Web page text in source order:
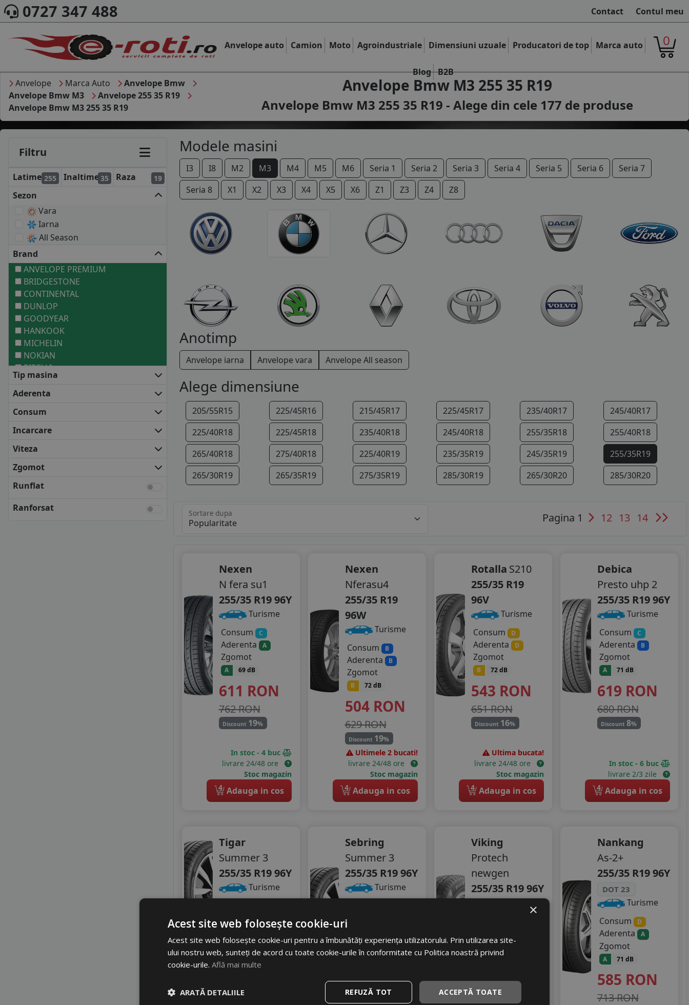
0727 347 488 Contact Contul meu
Anvelope auto Camion Moto Agroindustriale Dimensiuni uzuale Producatori de top Marca auto
Blog B2B
0
Anvelope Marca Auto
Anvelope Bmw
Anvelope Bmw M3
Anvelope 255 35 R19
Anvelope Bmw M3 255 35 R19
Anvelope Bmw M3 255 35 R19
Anvelope Bmw M3 255 35 R19 - Alege din cele 177 de produse
Filtru
Latime 255 Inaltime 35 Raza 19
Sezon
Vara
Iarna
All Season
Brand
ANVELOPE PREMIUM
BRIDGESTONE
CONTINENTAL
DUNLOP
GOODYEAR
HANKOOK
MICHELIN
NOKIAN
PIRELLI
ANVELOPE MEDII
BARUM
DEBICA
FALKEN
FULDA
KLEBER
MATADOR
NEXEN
Tip masina
Aderenta
Consum
Incarcare
Viteza
Zgomot
Runflat
Ranforsat
Modele masini
I3 I8 M2 M3 M4 M5 M6 Seria 1 Seria 2 Seria 3 Seria 4 Seria 5 Seria 6
Seria 7
Seria 8
X1 X2 X3 X4 X5 X6 Z1 Z3 Z4 Z8
Anotimp
Anvelope iarna Anvelope vara Anvelope All season
Alege dimensiune
205/55R15 225/45R16 215/45R17 225/45R17 235/40R17
245/40R17
225/40R18
225/45R18 235/40R18 245/40R18 255/35R18
255/40R18
265/40R18
275/40R18 225/40R19 235/35R19 245/35R19
255/35R19
265/30R19
265/35R19 275/35R19 285/30R19 265/30R20 285/30R20
Sortare dupa Pagina 1 12 13 14
Nexen
N fera su1
255/35 R19 96Y
Turisme
Consum
C
Aderenta A
Zgomot
A 69 dB
611 RON
762 RON
Discount 19%
In stoc - 4 buc
livrare 24/48 ore
Stoc magazin
4 Adauga in cos
Nexen
Nferasu4
255/35 R19
96W
Turisme
Consum
B
Aderenta B
Zgomot
B 72 dB
504 RON
629 RON
Discount 19%
Ultimele 2 bucati!
livrare 24/48 ore
Stoc magazin
4 Adauga in cos
Rotalla S210
255/35 R19
96V
Turisme
Consum
D
Aderenta D
Zgomot
B 72 dB
543 RON
651 RON
Discount 16%
Ultima bucata!
livrare 24/48 ore
Stoc magazin
4 Adauga in cos
Debica
Presto uhp 2
255/35 R19 96Y
Turisme
Consum
C
Aderenta B
Zgomot
A 71 dB
619 RON
680 RON
Discount8%
In stoc - 6 buc
livrare 2/3 zile
4 Adauga in cos
Tigar
Summer 3
255/35 R19 96Y
Turisme
523 RON
Discount8%
Sebring
Summer 3
255/35 R19 96Y
Turisme
Aderenta
Zgomot
B 73 dB
580 RON
Discount 8 %
Viking
Protech
newgen
255/35 R19 96Y
Zgomot
B
565RON
620 RON
Nankang
As-2+
255/35 R19 96Y
DOT 23
Turisme
Consum
D
Aderenta A
Zgomot
A 71 dB
585 RON
713 RON
×
Acest site web folosește cookie-uri
Acest site web folosește cookie-uri pentru a îmbunătăți experiența utilizatorului. Prin utilizarea site-
ului nostru web, sunteți de acord cu toate cookie-urile în conformitate cu Politica noastră privind
cookie-urile. Află mai multe
ACCEPTĂ TOATE
REFUZĂ TOT
ARATĂ DETALIILE